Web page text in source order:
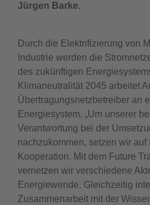
Jürgen Barke.
​​Durch die Elektrifizierung von
Industrie werden die
des zukünftigen
Klimaneutralität 2045 arbeitet
Übertragungsnetzbetreiber an
Energiesystem. „Um unserer
Verantwortung bei der
nachzukommen, setzen wir auf
Kooperation. Mit dem Future
vernetzen wir verschiedene
Energiewende. Gleichzeitig
Zusammenarbeit mit der